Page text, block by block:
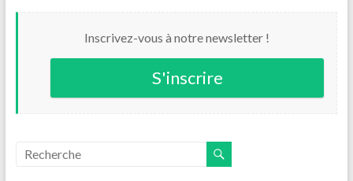
Inscrivez-vous à notre newsletter !
S'inscrire